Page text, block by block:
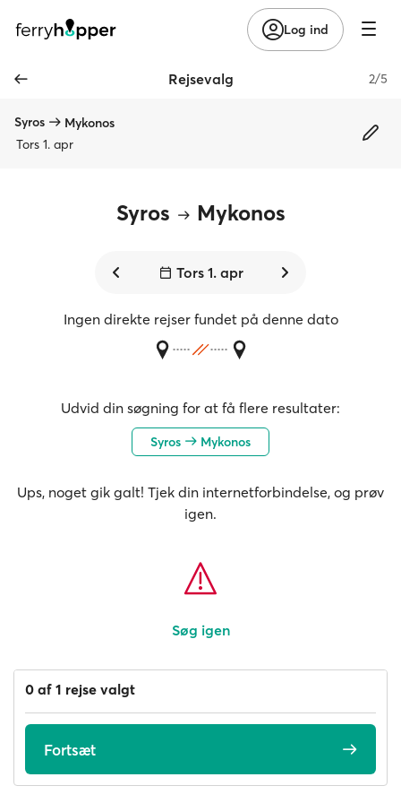
Log ind
Rejsevalg 2/5
Syros
Mykonos
Tors 1. apr
Syros Mykonos
Tors 1. apr
Ingen direkte rejser fundet på denne dato
Udvid din søgning for at få flere resultater:
Syros Mykonos
Ups, noget gik galt! Tjek din internetforbindelse, og prøv
igen.
Søg igen
0 af 1 rejse valgt
Fortsæt